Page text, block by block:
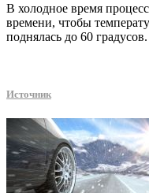
В холодное время
времени, чтобы
поднялась до 60 градусов.
Источник